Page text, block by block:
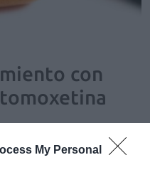
My Personal
con